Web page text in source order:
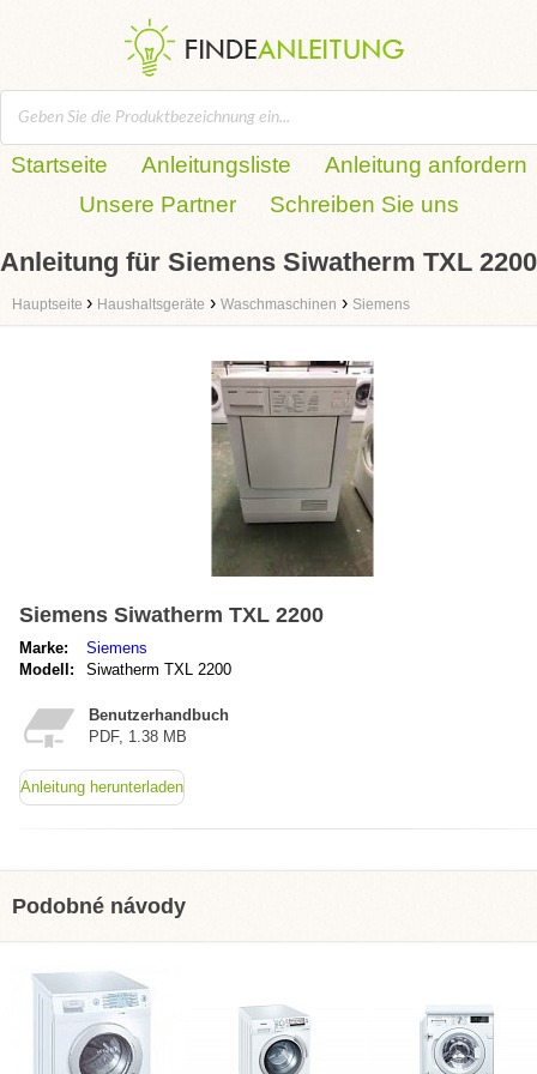
Startseite Anleitungsliste
Anleitung anfordern
Unsere Partner
Schreiben Sie uns
Anleitung für Siemens Siwatherm TXL 2200
Hauptseite › Haushaltsgeräte › Waschmaschinen › Siemens
Siemens Siwatherm TXL 2200
Marke:
Siemens
Modell:
Siwatherm TXL 2200
Benutzerhandbuch
PDF, 1.38 MB
Anleitung herunterladen
Podobné návody